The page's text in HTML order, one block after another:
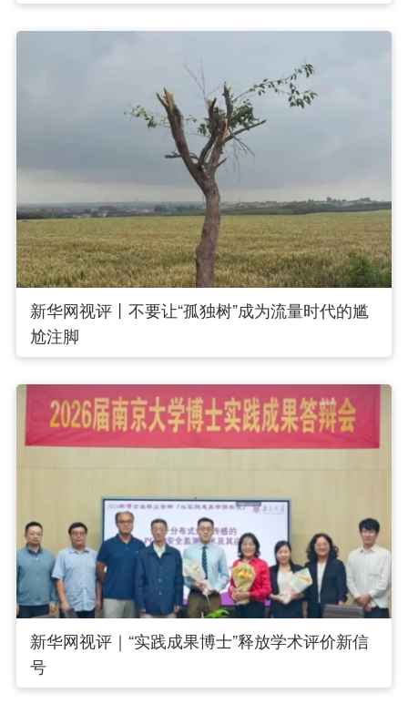
新华网视评丨不要让“孤独树”成为流量时代的尴
尬注脚
新华网视评｜“实践成果博士”释放学术评价新信
号